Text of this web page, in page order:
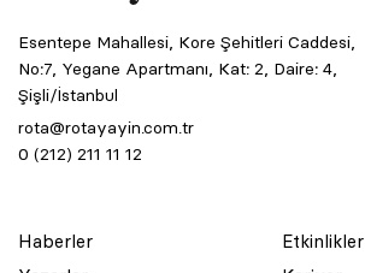
Esentepe Mahallesi, Kore Şehitleri Caddesi,
No:7, Yegane Apartmanı, Kat: 2, Daire: 4,
Şişli/İstanbul
rota@rotayayin.com.tr
0 (212) 211 11 12
Haberler
Etkinlikler